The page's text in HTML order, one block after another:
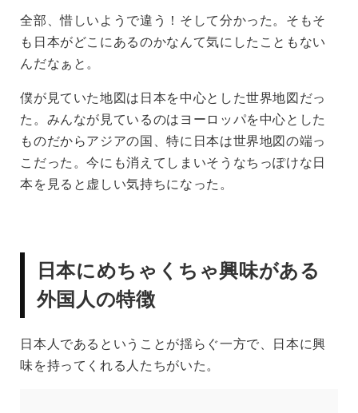
全部、惜しいようで違う！そして分かった。そもそ
も日本がどこにあるのかなんて気にしたこともない
んだなぁと。
僕が見ていた地図は日本を中心とした世界地図だっ
た。みんなが見ているのはヨーロッパを中心とした
ものだからアジアの国、特に日本は世界地図の端っ
こだった。今にも消えてしまいそうなちっぽけな日
本を見ると虚しい気持ちになった。
日本にめちゃくちゃ興味がある
外国人の特徴
日本人であるということが揺らぐ一方で、日本に興
味を持ってくれる人たちがいた。